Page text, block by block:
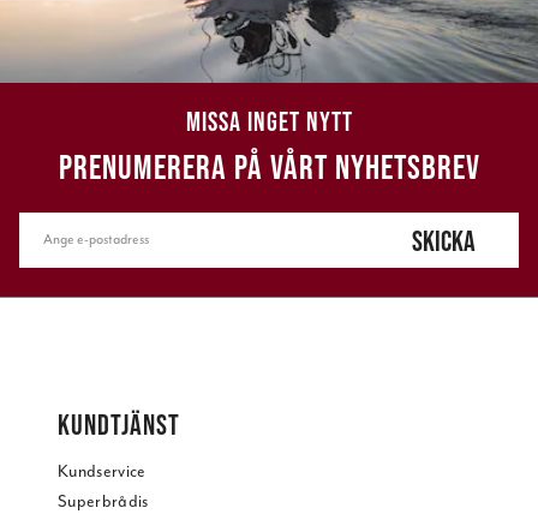
MISSA INGET NYTT
PRENUMERERA PÅ VÅRT NYHETSBREV
SKICKA
KUNDTJÄNST
Kundservice
Superbrådis